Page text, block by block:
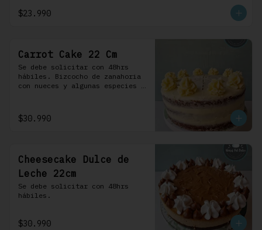
crema.
$23.990
Carrot Cake 22 Cm
Se debe solicitar con 48hrs
hábiles. Bizcocho de zanahoria
con nueces y algunas especies
crema.
$30.990
Cheesecake Dulce de
Leche 22cm
Se debe solicitar con 48hrs
hábiles.
$30.990